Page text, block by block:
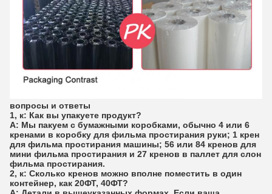
вопросы и ответы
1, к: Как вы упакуете продукт?
А: Мы пакуем с бумажными коробками, обычно 4 или 6
кренами в коробку для фильма простирания руки; 1 крен
для фильма простирания машины; 56 или 84 кренов для
мини фильма простирания и 27 кренов в паллет для слон
фильма простирания.
2, к: Сколько кренов можно вполне поместить в один
контейнер, как 20ФТ, 40ФТ?